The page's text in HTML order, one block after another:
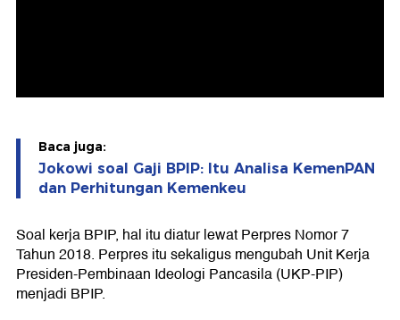
Baca juga:
Jokowi soal Gaji BPIP: Itu Analisa KemenPAN
dan Perhitungan Kemenkeu
Soal kerja BPIP, hal itu diatur lewat Perpres Nomor 7
Tahun 2018. Perpres itu sekaligus mengubah Unit Kerja
Presiden-Pembinaan Ideologi Pancasila (UKP-PIP)
menjadi BPIP.